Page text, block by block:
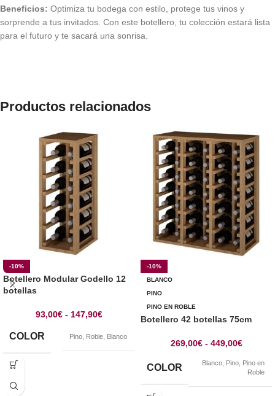
Beneficios: Optimiza tu bodega con estilo, protege tus vinos y
sorprende a tus invitados. Con este botellero, tu colección estará lista
para el futuro y te sacará una sonrisa.
Productos relacionados
-10%
Botellero Modular Godello 12
botellas
93,00€ - 147,90€
COLOR Pino Roble Blanco
-10%
BLANCO
PINO
PINO EN ROBLE
Botellero 42 botellas 75cm
269,00€ - 449,00€
COLOR Blanco Pino Pino en
Roble